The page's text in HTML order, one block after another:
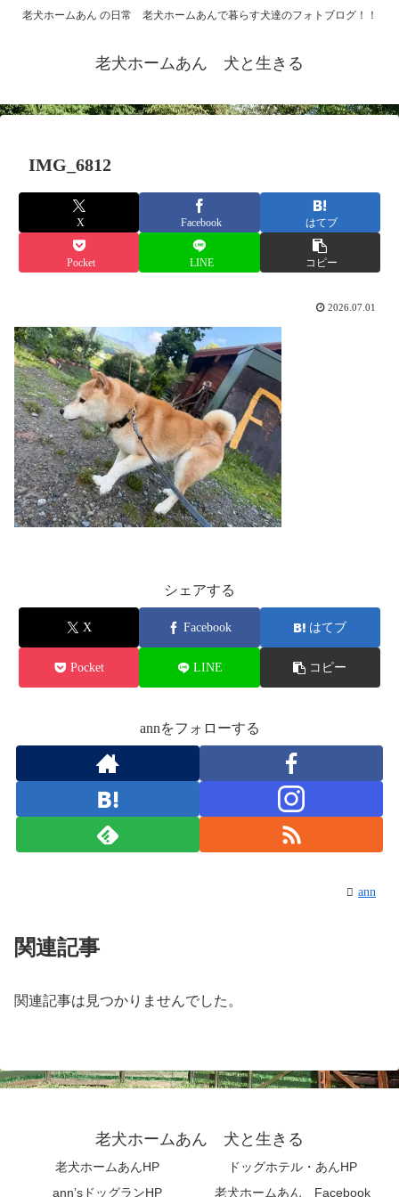
老犬ホームあん の日常 老犬ホームあんで暮らす犬達のフォトブログ！！
老犬ホームあん 犬と生きる
IMG_6812
X Facebook はてブ
Pocket LINE コピー
2026.07.01
シェアする
X Facebook はてブ
Pocket LINE コピー
annをフォローする
ann
関連記事
関連記事は見つかりませんでした。
老犬ホームあん 犬と生きる
老犬ホームあんHP
ドッグホテル・あんHP
ann’sドッグランHP
老犬ホームあん Facebook